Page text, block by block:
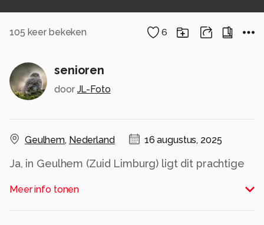
105 keer bekeken 6
senioren
door JL-Foto
Geulhem, Nederland 16 augustus, 2025
Ja, in Geulhem (Zuid Limburg) ligt dit prachtige
seniorencentrum (Nobama Care). Dus als we
een paar jaartjes ouder zijn kunnen we misschien
Meer info tonen